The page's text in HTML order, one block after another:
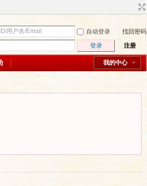
自动登录
找回密码
登录 注册
我的中心